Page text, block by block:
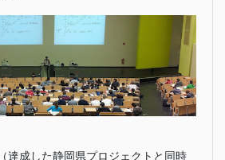
達成した静岡県プロジェクトと同時